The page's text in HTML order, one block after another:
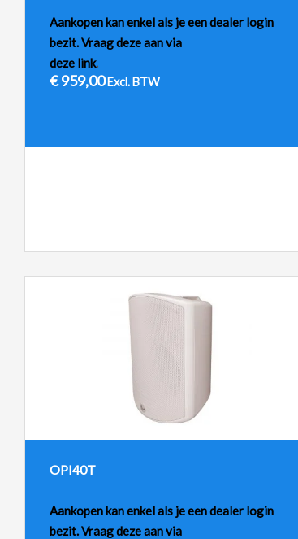
Aankopen kan enkel als je een dealer login
bezit. Vraag deze aan via
deze link.
€959,00 Excl. BTW
OPI40T
Aankopen kan enkel als je een dealer login
bezit. Vraag deze aan via